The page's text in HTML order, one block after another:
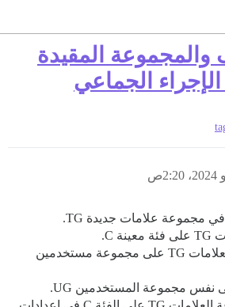
والمجموعة المقيدة
الجماعي
٣. قصر رؤية مجموعة العلامات TG على مجموعة مستخدمين